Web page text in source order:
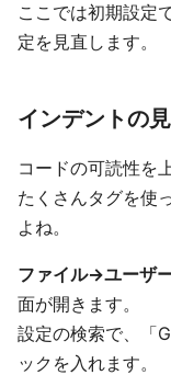
ここでは初期設定
定を見直します。
インデントの
コードの可読性を
たくさんタグを使
よね。
ファイル→ユーザ
面が開きます。
設定の検索で、「
ックを入れます。